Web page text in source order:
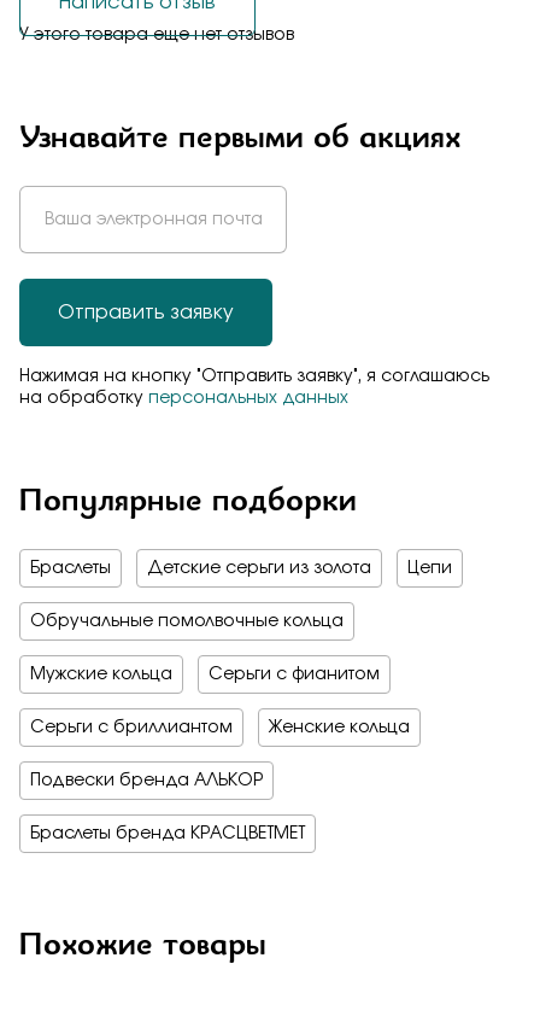
У этого товара еще нет отзывов
Узнавайте первыми об акциях
Отправить заявку
Нажимая на кнопку "Отправить заявку", я соглашаюсь
на обработку персональных данных
Популярные подборки
Браслеты Детские серьги из золота Цепи
Обручальные помолвочные кольца
Мужские кольца Серьги с фианитом
Серьги с бриллиантом Женские кольца
Подвески бренда АЛЬКОР
Браслеты бренда КРАСЦВЕТМЕТ
Похожие товары